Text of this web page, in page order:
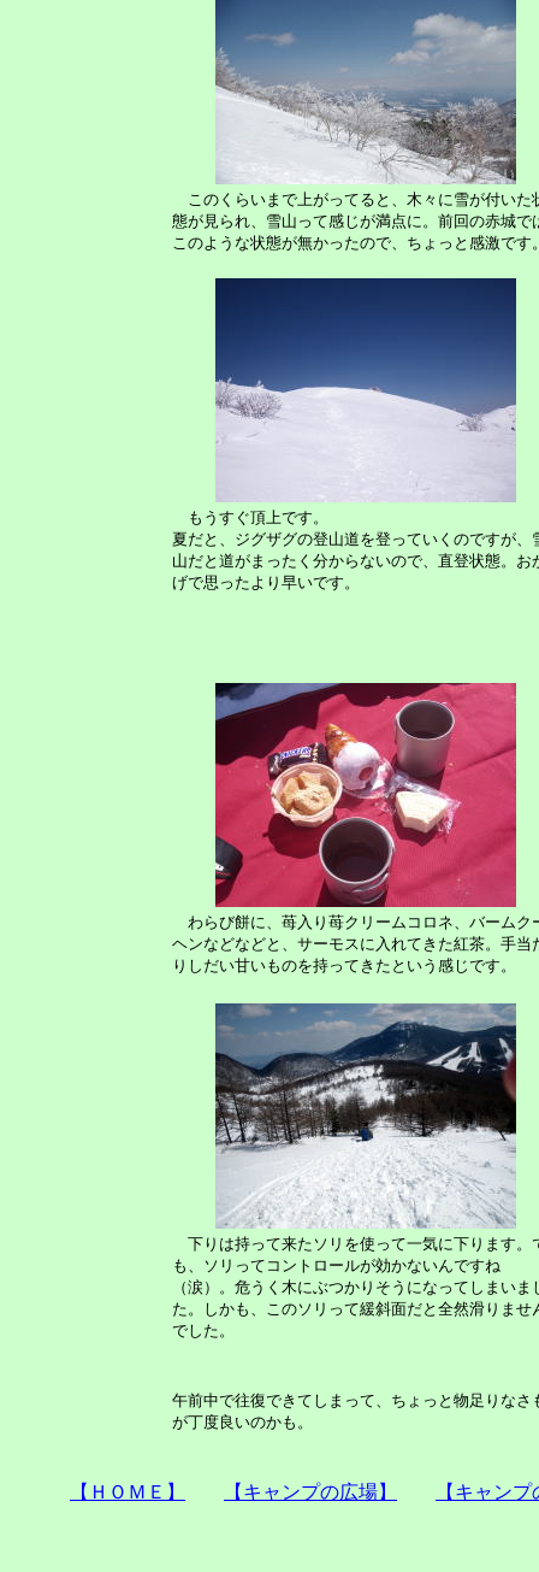
このくらいまで上がってると、木々に雪が付いた
態が見られ、雪山って感じが満点に。前回の赤城で
このような状態が無かったので、ちょっと感激です
もうすぐ頂上です。
夏だと、ジグザグの登山道を登っていくのですが、
山だと道がまったく分からないので、直登状態。お
げで思ったより早いです。
わらび餅に、苺入り苺クリームコロネ、バームク
ヘンなどなどと、サーモスに入れてきた紅茶。手当
りしだい甘いものを持ってきたという感じです。
下りは持って来たソリを使って一気に下ります。
も、ソリってコントロールが効かないんですね
（涙）。危うく木にぶつかりそうになってしまいま
た。しかも、このソリって緩斜面だと全然滑りませ
でした。
午前中で往復できてしまって、ちょっと物足りな
が丁度良いのかも。
【ＨＯＭＥ】 【キャンプの広場】 【キャン